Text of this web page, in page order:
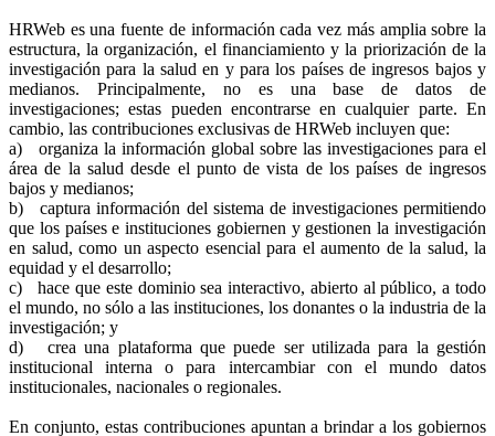
HRWeb es una fuente de información cada vez más amplia sobre la
estructura, la organización, el financiamiento y la priorización de la
investigación para la salud en y para los países de ingresos bajos y
medianos. Principalmente, no es una base de datos de
investigaciones; estas pueden encontrarse en cualquier parte. En
cambio, las contribuciones exclusivas de HRWeb incluyen que:
a) organiza la información global sobre las investigaciones para el
área de la salud desde el punto de vista de los países de ingresos
bajos y medianos;
b) captura información del sistema de investigaciones permitiendo
que los países e instituciones gobiernen y gestionen la investigación
en salud, como un aspecto esencial para el aumento de la salud, la
equidad y el desarrollo;
c) hace que este dominio sea interactivo, abierto al público, a todo
el mundo, no sólo a las instituciones, los donantes o la industria de la
investigación; y
d) crea una plataforma que puede ser utilizada para la gestión
institucional interna o para intercambiar con el mundo datos
institucionales, nacionales o regionales.
En conjunto, estas contribuciones apuntan a brindar a los gobiernos